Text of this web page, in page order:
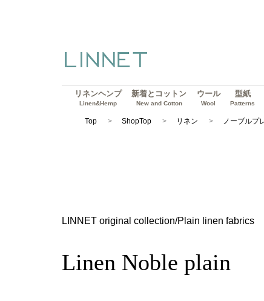
リネンヘンプ
Linen&Hemp
新着とコットン
New and Cotton
ウール
Wool
型紙
Patterns
Top ShopTop リネン ノーブルプ
LINNET original collection/Plain linen fabrics
Linen Noble plain